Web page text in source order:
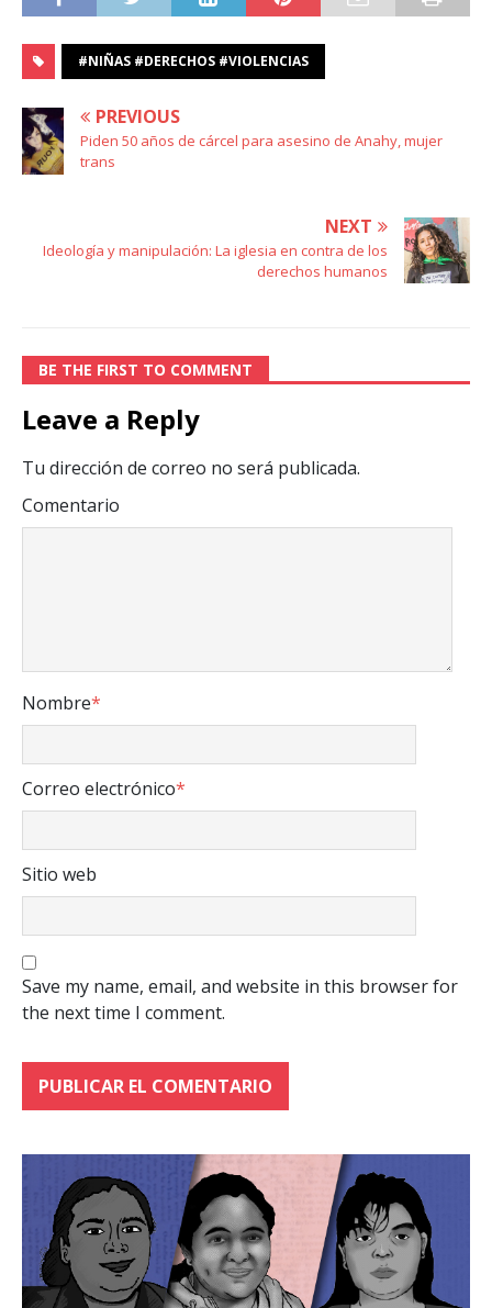
#NIÑAS #DERECHOS #VIOLENCIAS
PREVIOUS
Piden 50 años de cárcel para asesino de Anahy, mujer
trans
NEXT
Ideología y manipulación: La iglesia en contra de los
derechos humanos
BE THE FIRST TO COMMENT
Leave a Reply
Tu dirección de correo no será publicada.
Comentario
Nombre*
Correo electrónico*
Sitio web
Save my name, email, and website in this browser for
the next time I comment.